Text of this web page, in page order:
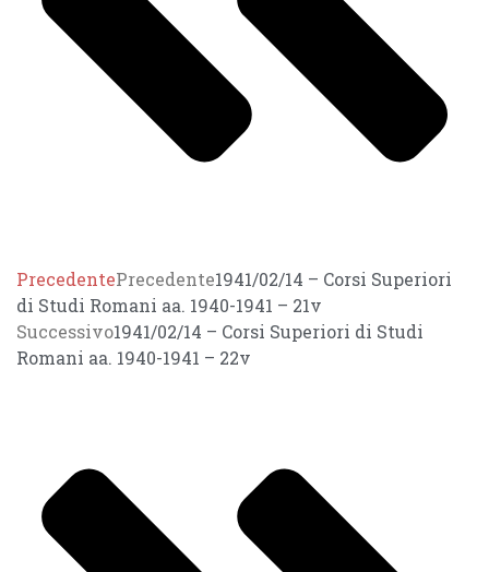
PrecedentePrecedente1941/02/14 – Corsi Superiori
di Studi Romani aa. 1940-1941 – 21v
Successivo1941/02/14 – Corsi Superiori di Studi
Romani aa. 1940-1941 – 22v